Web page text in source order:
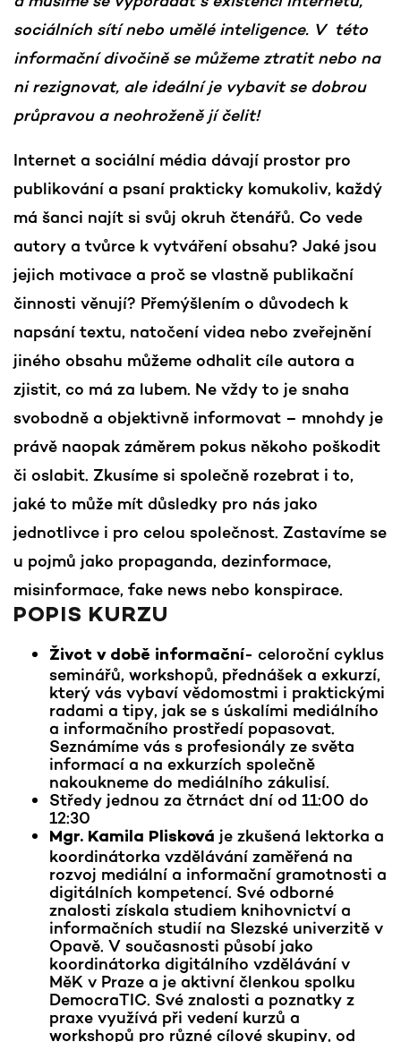
sociálních sítí nebo umělé inteligence. V této
informační divočině se můžeme ztratit nebo na
ni rezignovat, ale ideální je vybavit se dobrou
průpravou a neohroženě jí čelit!
Internet a sociální média dávají prostor pro
publikování a psaní prakticky komukoliv, každý
má šanci najít si svůj okruh čtenářů. Co vede
autory a tvůrce k vytváření obsahu? Jaké jsou
jejich motivace a proč se vlastně publikační
činnosti věnují? Přemýšlením o důvodech k
napsání textu, natočení videa nebo zveřejnění
jiného obsahu můžeme odhalit cíle autora a
zjistit, co má za lubem. Ne vždy to je snaha
svobodně a objektivně informovat – mnohdy je
právě naopak záměrem pokus někoho poškodit
či oslabit. Zkusíme si společně rozebrat i to,
jaké to může mít důsledky pro nás jako
jednotlivce i pro celou společnost. Zastavíme se
u pojmů jako propaganda, dezinformace,
misinformace, fake news nebo konspirace.
POPIS KURZU
Život v době informační- celoroční cyklus
seminářů, workshopů, přednášek a exkurzí,
který vás vybaví vědomostmi i praktickými
radami a tipy, jak se s úskalími mediálního
a informačního prostředí popasovat.
Seznámíme vás s profesionály ze světa
informací a na exkurzích společně
nakoukneme do mediálního zákulisí.
Středy jednou za čtrnáct dní od 11:00 do
12:30
Mgr. Kamila Plisková je zkušená lektorka a
koordinátorka vzdělávání zaměřená na
rozvoj mediální a informační gramotnosti a
digitálních kompetencí. Své odborné
znalosti získala studiem knihovnictví a
informačních studií na Slezské univerzitě v
Opavě. V současnosti působí jako
koordinátorka digitálního vzdělávání v
MěK v Praze a je aktivní členkou spolku
DemocraTIC. Své znalosti a poznatky z
praxe využívá při vedení kurzů a
workshopů pro různé cílové skupiny, od